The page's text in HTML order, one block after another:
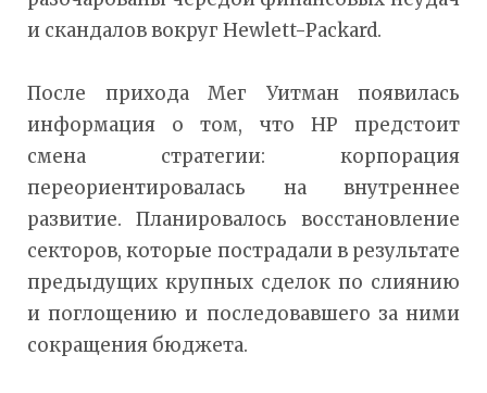
и скандалов вокруг Hewlett-Packard.
После прихода Мег Уитман появилась
информация о том, что НР предстоит
смена стратегии: корпорация
переориентировалась на внутреннее
развитие. Планировалось восстановление
секторов, которые пострадали в результате
предыдущих крупных сделок по слиянию
и поглощению и последовавшего за ними
сокращения бюджета.